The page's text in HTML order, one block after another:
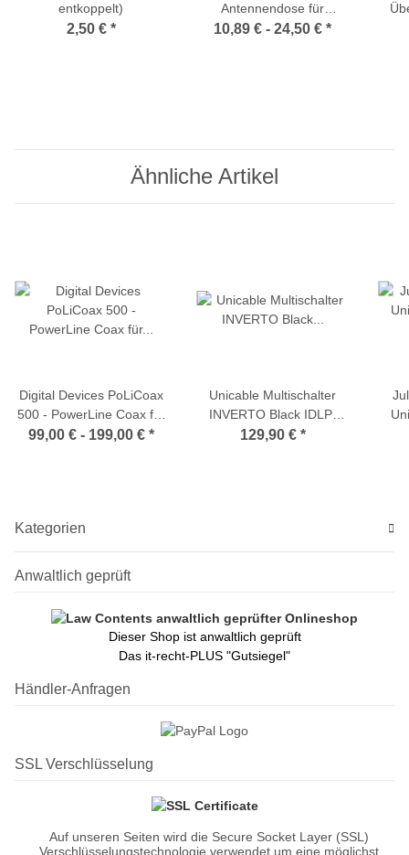
entkoppelt)
2,50 € *
Antennendose für
Unicable / Jess
10,89 € - 24,50 € *
Ähnliche Artikel
Digital Devices PoLiCoax
500 - PowerLine Coax für
DVB-C (Starter-Set +
99,00 € - 199,00 € *
Unicable Multischalter
INVERTO Black IDLP-
UST111-CUO10-8PP (8
129,90 € *
Kategorien
Anwaltlich geprüft
Dieser Shop ist anwaltlich geprüft
Das it-recht-PLUS "Gutsiegel"
Händler-Anfragen
SSL Verschlüsselung
Auf unseren Seiten wird die Secure Socket Layer (SSL)
Verschlüsselungstechnologie verwendet um eine möglichst